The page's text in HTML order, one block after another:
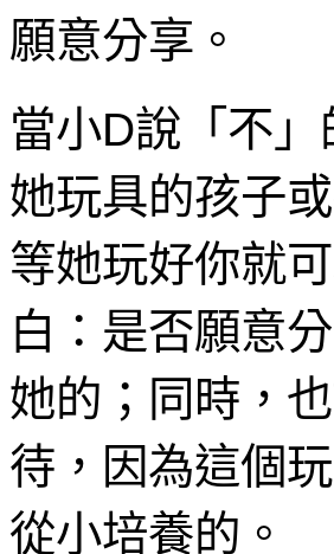
願意分享。
當小D說「不
她玩具的孩子
等她玩好你就
白：是否願意
她的；同時，
待，因為這個
從小培養的。